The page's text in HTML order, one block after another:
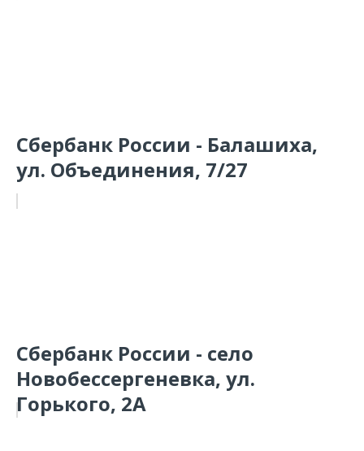
Сбербанк России - Балашиха,
ул. Объединения, 7/27
Сбербанк России - село
Новобессергеневка, ул.
Горького, 2А